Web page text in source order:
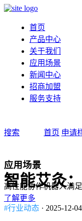
首页
产品中心
关于我们
应用场景
新闻中心
招商加盟
服务支持
搜索 首页 申请
应用场景
高性能协作机器人满
了解更多
智能艾灸
#行业动态 · 2025-12-04